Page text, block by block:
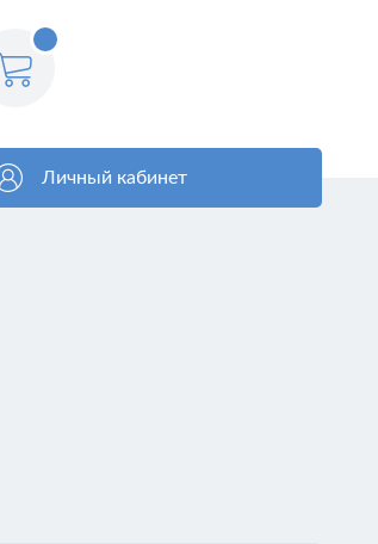
order.count
|| 0 @>
Личный кабинет